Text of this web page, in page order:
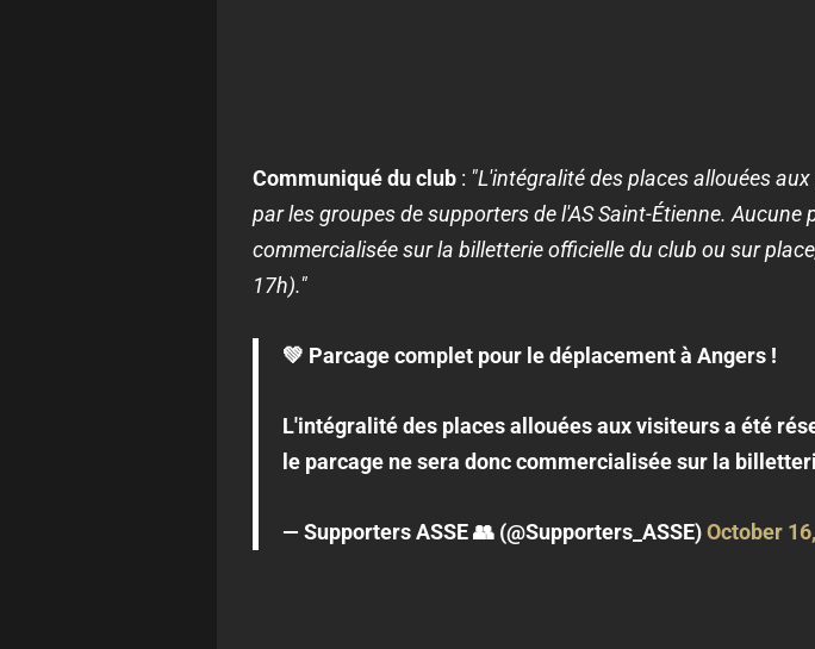
Communiqué du club: "L'intégralité des places allouées
par les groupes de supporters de l'AS Saint-Étienne.
commercialisée sur la billetterie officielle du club ou sur
17h)."
💚 Parcage complet pour le déplacement à Angers !
L'intégralité des places allouées aux visiteurs a été
le parcage ne sera donc commercialisée sur la
— Supporters ASSE 👥 (@Supporters_ASSE)October